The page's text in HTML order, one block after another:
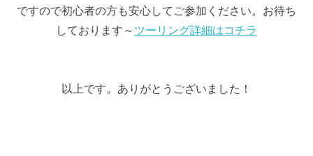
ですので初心者の方も安心してご参加ください。お待ち
しております～ ツーリング詳細はコチラ
以上です。ありがとうございました！